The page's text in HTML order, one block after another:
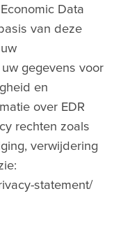
Data
van deze
gegevens voor
en
over EDR
rechten zoals
verwijdering
statement/